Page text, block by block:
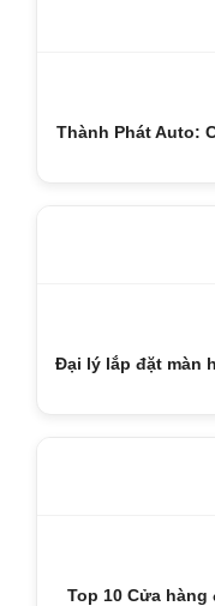
Thành Phát Auto:
Đại lý lắp đặt màn
Top 10 Cửa